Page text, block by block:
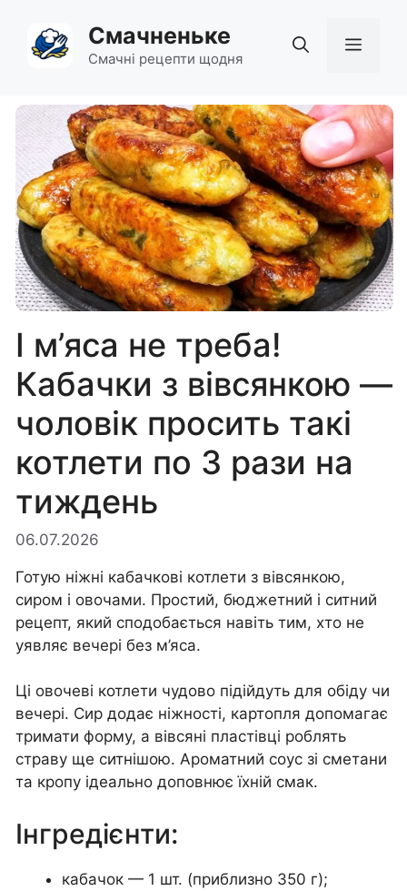
вмісту
Смачненьке
Смачні рецепти щодня
І м’яса не треба!
Кабачки з вівсянкою —
чоловік просить такі
котлети по 3 рази на
тиждень
06.07.2026
Готую ніжні кабачкові котлети з вівсянкою,
сиром і овочами. Простий, бюджетний і ситний
рецепт, який сподобається навіть тим, хто не
уявляє вечері без м’яса.
Ці овочеві котлети чудово підійдуть для обіду чи
вечері. Сир додає ніжності, картопля допомагає
тримати форму, а вівсяні пластівці роблять
страву ще ситнішою. Ароматний соус зі сметани
та кропу ідеально доповнює їхній смак.
Інгредієнти:
кабачок — 1 шт. (приблизно 350 г);